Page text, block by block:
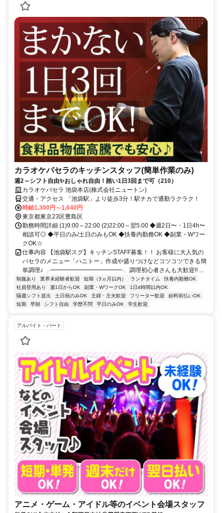
カラオケパセラのキッチンスタッフ(簡単作業のみ)
週2～シフト自由✨おしゃれ自由！賄い1日3回まで可（210）
カラオケパセラ 池袋本店(株式会社ニュートン)
交通・アクセス 「池袋駅」より徒歩3分！駅チカで通勤ラクラク！
時給1,300円～1,640円
東京都東京23区豊島区
勤務時間詳細 (1)9:00～22:00 (2)22:00～翌5:00 ◆週2日〜・1日4h〜
相談可◎ ◆平日のみ/土日のみもOK ◆扶養内勤務OK ◆副業・Wワー
クOK☆
仕事内容 【池袋駅スグ】キッチンSTAFF募集！！ お客様に大人気の
パセラのメニュー「ハニトー」作成や盛りつけなどコツコツできる簡
単調理♪ ╭━━━━━━━━━━━━╮ 調理初心者さんも大歓迎!! ...
制服あり 業界未経験者歓迎 短期（3ヵ月以内） ランチタイム
扶養内勤務OK
社員登用あり
週1日からOK 副業・WワークOK
1日4時間以内OK
隔週シフト提出
土日祝のみOK 主婦・主夫歓迎 フリーター歓迎
給料前払いOK
短期
早朝 シフト自由 学歴不問 平日のみOK 学生歓迎
アルバイト・パート
アニメ・ゲーム・アイドル等のイベント会場スタッフ